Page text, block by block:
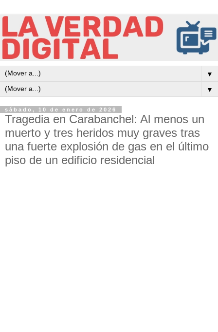
▼
▼
sábado, 10 de enero de 2026
Tragedia en Carabanchel: Al menos un
muerto y tres heridos muy graves tras
una fuerte explosión de gas en el último
piso de un edificio residencial